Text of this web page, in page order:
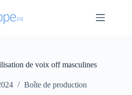
de voix off masculines
Boîte de production